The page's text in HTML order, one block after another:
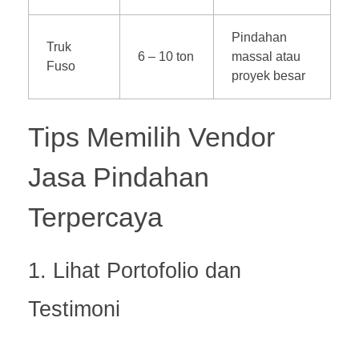
Truk
Fuso
6 – 10 ton
Pindahan
massal atau
proyek besar
Tips Memilih Vendor
Jasa Pindahan
Terpercaya
1. Lihat Portofolio dan
Testimoni